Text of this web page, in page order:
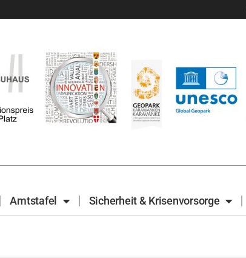
Amtstafel Sicherheit & Krisenvorsorge